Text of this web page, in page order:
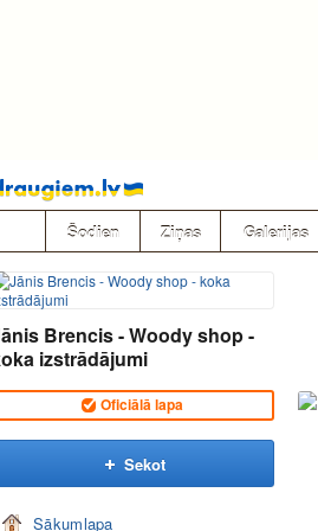
Pāriet
Šodien Ziņas Galerijas
Brencis - Woody shop -
izstrādājumi
Oficiālā lapa
Sekot
Sākumlapa